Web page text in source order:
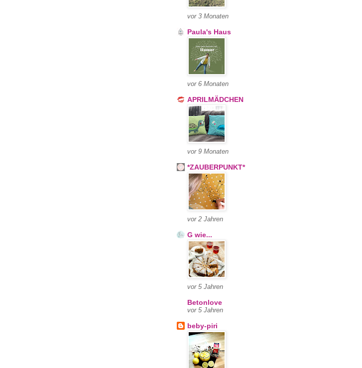
vor 3 Monaten
Paula's Haus
vor 6 Monaten
APRILMÄDCHEN
vor 9 Monaten
*ZAUBERPUNKT*
vor 2 Jahren
G wie...
vor 5 Jahren
Betonlove
vor 5 Jahren
beby-piri